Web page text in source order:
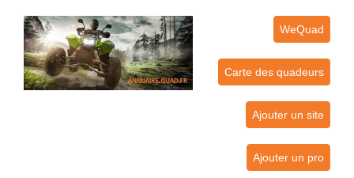
WeQuad
Carte des quadeurs
Ajouter un site
Ajouter un pro